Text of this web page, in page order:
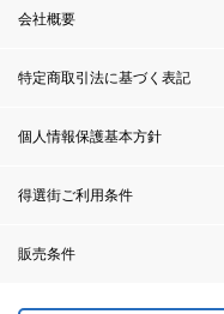
会社概要
特定商取引法に基づく表記
個人情報保護基本方針
得選街ご利用条件
販売条件